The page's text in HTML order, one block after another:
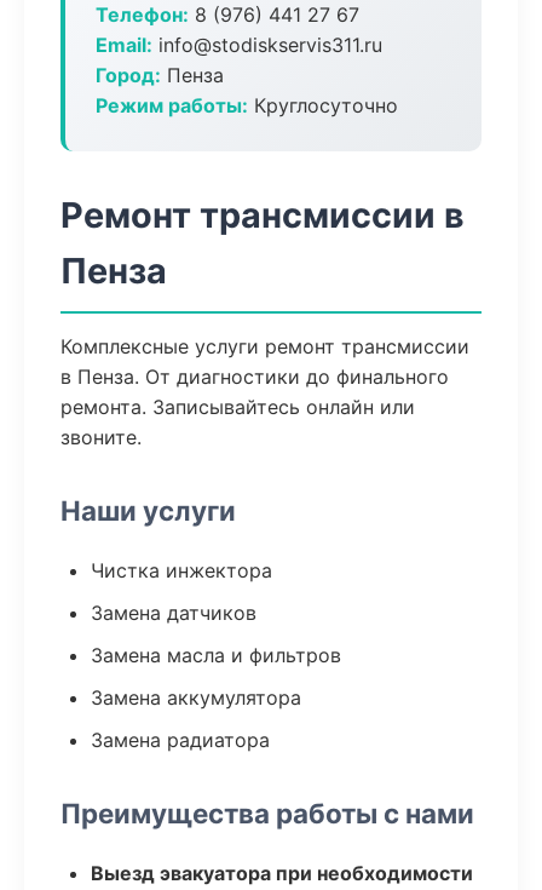
Телефон: 8 (976) 441 27 67
Email: info@stodiskservis311.ru
Город: Пенза
Режим работы: Круглосуточно
Ремонт трансмиссии в
Пенза
Комплексные услуги ремонт трансмиссии
в Пенза. От диагностики до финального
ремонта. Записывайтесь онлайн или
звоните.
Наши услуги
Чистка инжектора
Замена датчиков
Замена масла и фильтров
Замена аккумулятора
Замена радиатора
Преимущества работы с нами
Выезд эвакуатора при необходимости